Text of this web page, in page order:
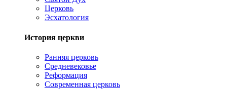
Церковь
Эсхатология
История церкви
Ранняя церковь
Средневековье
Реформация
Современная церковь